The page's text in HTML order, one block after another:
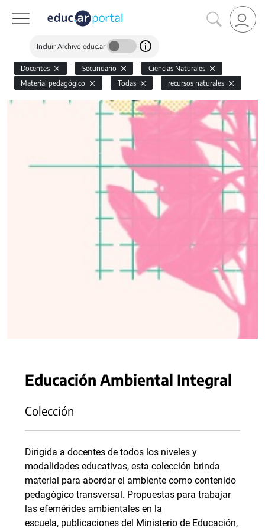
Incluir Archivo educ.ar
Docentes Secundario
Ciencias Naturales
Material pedagógico
Todas recursos naturales
Educación Ambiental Integral
Colección
Dirigida a docentes de todos los niveles y
modalidades educativas, esta colección brinda
material para abordar el ambiente como contenido
pedagógico transversal. Propuestas para trabajar
las efemérides ambientales en la
escuela, publicaciones del Ministerio de Educación,